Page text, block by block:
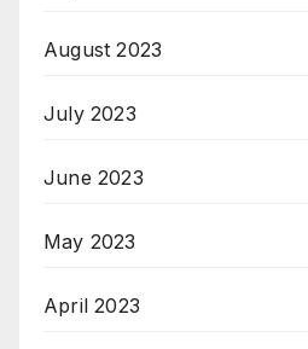
August 2023
July 2023
June 2023
May 2023
April 2023